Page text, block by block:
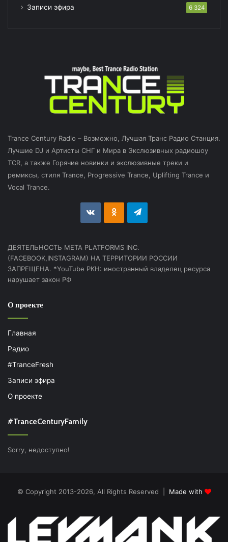
Записи эфира 6 324
Trance Century Radio – Возможно, Лучшая Транс Радио Станция.
Лучшие DJ и Артисты СНГ и Мира в Экслюзивных радиошоу
TCR, а также Горячие новинки и экслюзивные треки и
ремиксы, стиля Trance, Progressive Trance, Uplifting Trance и
Vocal Trance.
vk.com Odnoklassniki
Telegram
ДЕЯТЕЛЬНОСТЬ МЕТА PLATFORMS INC.
(FACEBOOK,INSTAGRAM) НА ТЕРРИТОРИИ РОССИИ
ЗАПРЕЩЕНА. *YouTube РКН: иностранный владелец ресурса
нарушает закон РФ
О проекте
Главная
Радио
#TranceFresh
Записи эфира
О проекте
#TranceCenturyFamily
Sorry, недоступно!
© Copyright 2013-2026, All Rights Reserved | Made with